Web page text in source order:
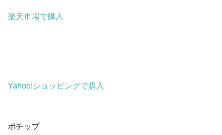
楽天市場で購入
Yahoo!ショッピングで購入
ポチップ